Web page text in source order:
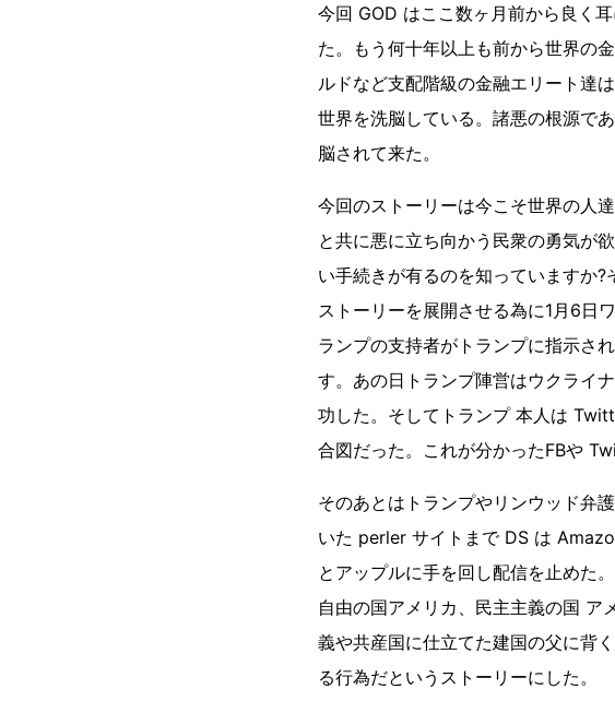
今回 GOD はここ数ヶ月前から良く
た。もう何十年以上も前から世界の
ルドなど支配階級の金融エリート達
世界を洗脳している。諸悪の根源で
脳されて来た。
今回のストーリーは今こそ世界の人
と共に悪に立ち向かう民衆の勇気が
い手続きが有るのを知っていますか
ストーリーを展開させる為に1月6日
ランプの支持者がトランプに指示さ
す。あの日トランプ陣営はウクライ
功した。そしてトランプ 本人は
合図だった。これが分かったFBや
そのあとはトランプやリンウッド弁
いた perler サイトまで DS は
とアップルに手を回し配信を止めた
自由の国アメリカ、民主主義の国 ア
義や共産国に仕立てた建国の父に背
る行為だというストーリーにした。